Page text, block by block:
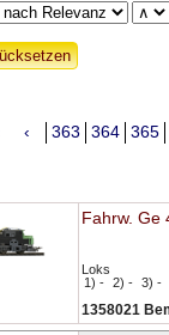
‹ 363 364 365
Fahrw. Ge
Loks
1) - 2) - 3) -
1358021